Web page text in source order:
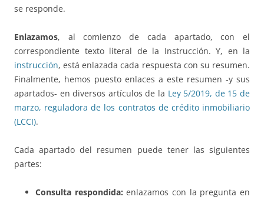
se responde.
Enlazamos, al comienzo de cada apartado, con el
correspondiente texto literal de la Instrucción. Y, en la
instrucción, está enlazada cada respuesta con su resumen.
Finalmente, hemos puesto enlaces a este resumen -y sus
apartados- en diversos artículos de la Ley 5/2019, de 15 de
marzo, reguladora de los contratos de crédito inmobiliario
(LCCI).
Cada apartado del resumen puede tener las siguientes
partes:
Consulta respondida:enlazamos con la pregunta en